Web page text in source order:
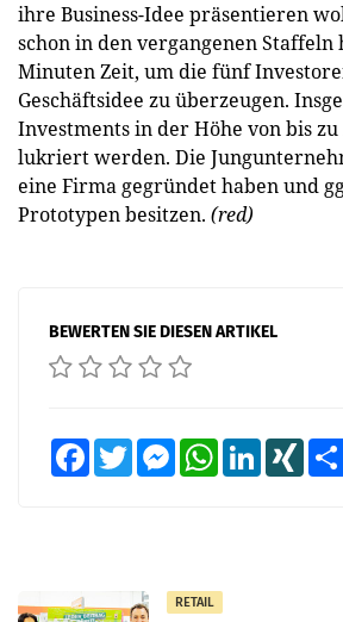
ihre Business-Idee präsentieren
schon in den vergangenen Staffeln
Minuten Zeit, um die fünf
Geschäfts­idee zu überzeugen.
Investments in der Höhe von bis
lukriert werden. Die
eine Firma gegründet haben und
Prototypen besitzen. (red)
BEWERTEN SIE DIESEN ARTIKEL
FacebookTwitter MessengerWhatsAppLinkedInXING
RETAIL